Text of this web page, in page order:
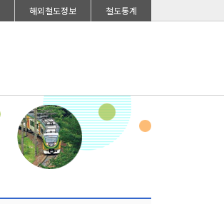
해외철도정보 철도통계